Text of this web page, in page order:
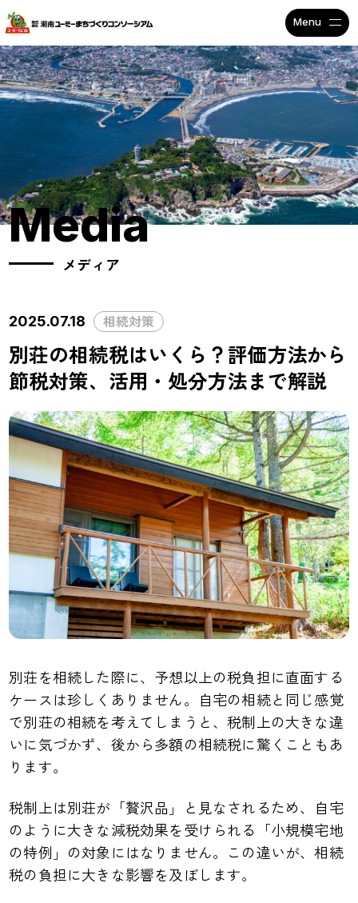
不動産投資で安定収入な
Media
メディア
2025.07.18 相続対策
別荘の相続税はいくら？評価方法から
節税対策、活用・処分方法まで解説
別荘を相続した際に、予想以上の税負担に直面する
ケースは珍しくありません。自宅の相続と同じ感覚
で別荘の相続を考えてしまうと、税制上の大きな違
いに気づかず、後から多額の相続税に驚くこともあ
ります。
税制上は別荘が「贅沢品」と見なされるため、自宅
のように大きな減税効果を受けられる「小規模宅地
の特例」の対象にはなりません。この違いが、相続
税の負担に大きな影響を及ぼします。